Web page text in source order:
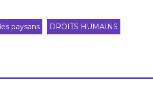
paysans DROITS HUMAINS